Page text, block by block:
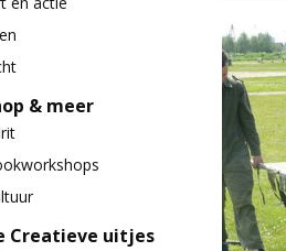
& meer
Creatieve uitjes